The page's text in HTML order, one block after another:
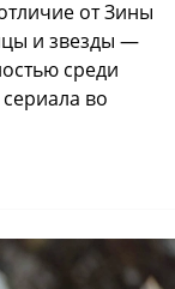
от Зины
и звезды —
среди
во